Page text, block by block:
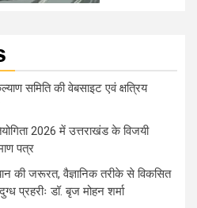
समिति की वेबसाइट एवं क्षत्रिय
2026 में उत्तराखंड के विजयी
पत्र
की जरूरत, वैज्ञानिक तरीके से विकसित
प्रहरीः डॉ. बृज मोहन शर्मा